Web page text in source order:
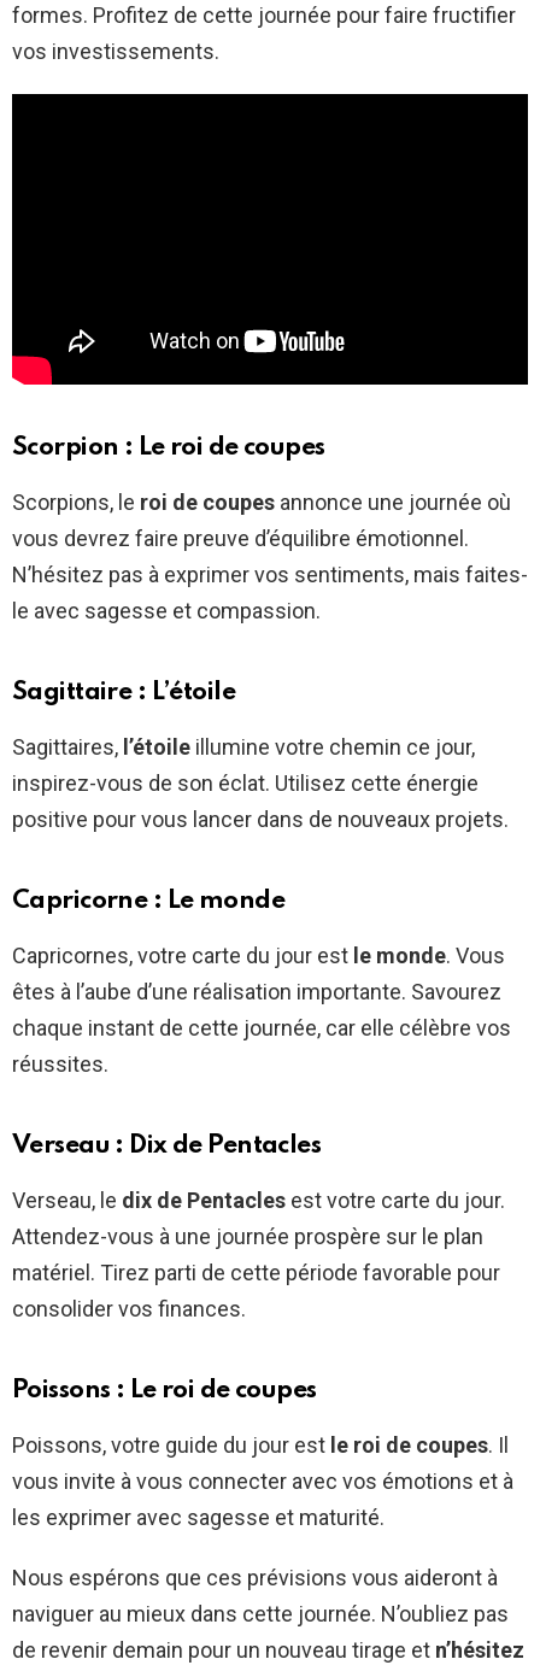
formes. Profitez de cette journée pour faire fructifier
vos investissements.
Scorpion : Le roi de coupes
Scorpions, le roi de coupes annonce une journée où
vous devrez faire preuve d’équilibre émotionnel.
N’hésitez pas à exprimer vos sentiments, mais faites-
le avec sagesse et compassion.
Sagittaire : L’étoile
Sagittaires, l’étoile illumine votre chemin ce jour,
inspirez-vous de son éclat. Utilisez cette énergie
positive pour vous lancer dans de nouveaux projets.
Capricorne : Le monde
Capricornes, votre carte du jour est le monde. Vous
êtes à l’aube d’une réalisation importante. Savourez
chaque instant de cette journée, car elle célèbre vos
réussites.
Verseau : Dix de Pentacles
Verseau, le dix de Pentacles est votre carte du jour.
Attendez-vous à une journée prospère sur le plan
matériel. Tirez parti de cette période favorable pour
consolider vos finances.
Poissons : Le roi de coupes
Poissons, votre guide du jour est le roi de coupes. Il
vous invite à vous connecter avec vos émotions et à
les exprimer avec sagesse et maturité.
Nous espérons que ces prévisions vous aideront à
naviguer au mieux dans cette journée. N’oubliez pas
de revenir demain pour un nouveau tirage et n’hésitez